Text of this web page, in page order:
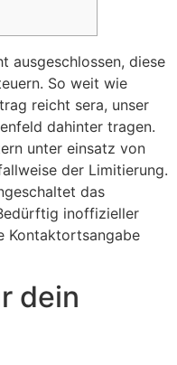
ausgeschlossen, diese
So weit wie
reicht sera, unser
dahinter tragen.
unter einsatz von
der Limitierung.
das
inoffizieller
Kontakt­ortsangabe
dein